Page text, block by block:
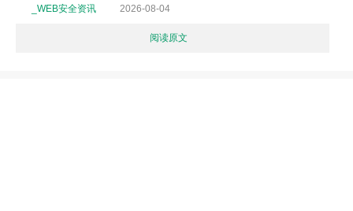
_WEB安全资讯 2026-08-04
阅读原文